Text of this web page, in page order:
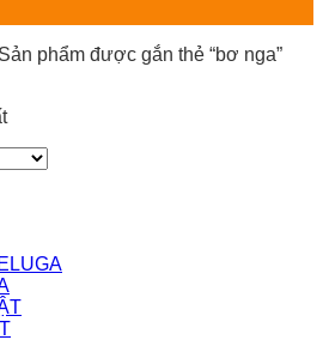
phẩm được gắn thẻ “bơ nga”